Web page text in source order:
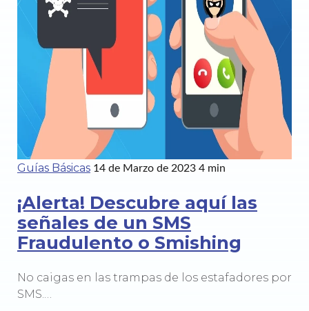
Guías Básicas 14 de Marzo de 2023 4 min
¡Alerta! Descubre aquí las
señales de un SMS
Fraudulento o Smishing
No caigas en las trampas de los estafadores por
SMS.…